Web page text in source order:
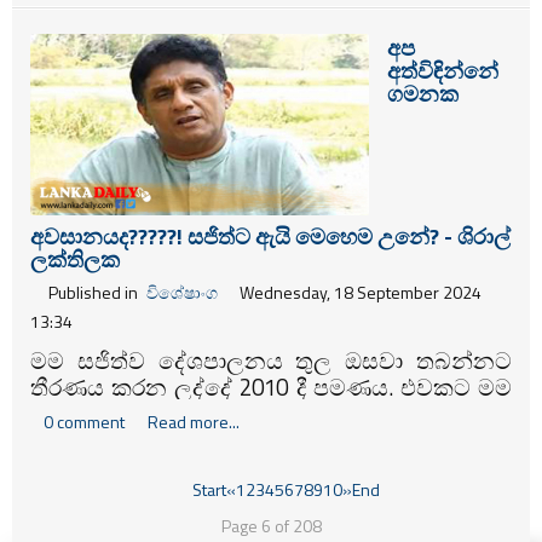
අප
අත්විඳින්නේ
ගමනක
අවසානයද?????! සජිත්ට ඇයි මෙහෙම උනේ? - ශිරාල්
ලක්තිලක
Published in විශේෂාංග
Wednesday, 18 September 2024
13:34
මම සජිත්ව දේශපාලනය තුල ඔසවා තබන්නට
තීරණය කරන ලද්දේ 2010 දී පමණය. එවකට මම
කෝට්ටේ එජාප සංවිධායකයාය. රනිල් සමග
බලාපොරොත්තුවක් ගෙන දුන්නේය.
0 comment Read more...
Start«12345678910»End
Page 6 of 208